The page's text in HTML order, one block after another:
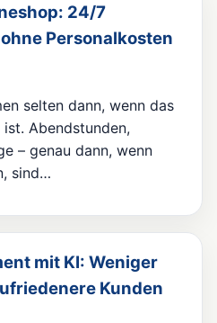
24/7
Personalkosten
selten dann, wenn das
Abendstunden,
– genau dann, wenn
sind…
mit KI: Weniger
Kunden